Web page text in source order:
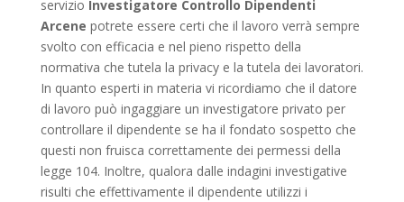
servizio Investigatore Controllo Dipendenti
Arcene potrete essere certi che il lavoro verrà sempre
svolto con efficacia e nel pieno rispetto della
normativa che tutela la privacy e la tutela dei lavoratori.
In quanto esperti in materia vi ricordiamo che il datore
di lavoro può ingaggiare un investigatore privato per
controllare il dipendente se ha il fondato sospetto che
questi non fruisca correttamente dei permessi della
legge 104. Inoltre, qualora dalle indagini investigative
risulti che effettivamente il dipendente utilizzi i